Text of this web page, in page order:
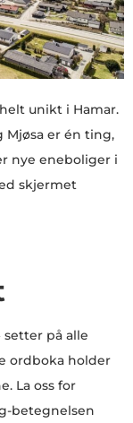
unikt i Hamar.
er én ting,
nye eneboliger i
skjermet
setter på alle
ordboka holder
La oss for
betegnelsen